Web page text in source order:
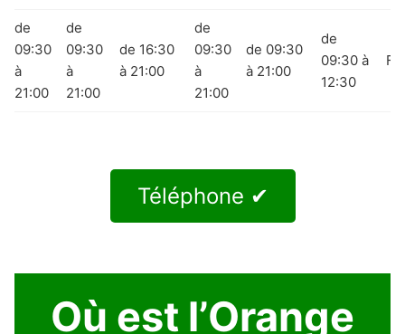
de
09:30
à
21:00
de
09:30
à
21:00
de 16:30
à 21:00
de
09:30
à
21:00
de 09:30
à 21:00
de
09:30 à
12:30
Téléphone ✔
Où est l’Orange